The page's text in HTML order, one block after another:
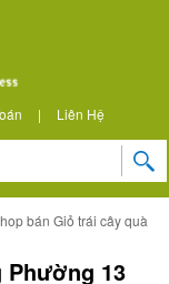
| Liên Hệ
bán Giỏ trái cây quà
Phường 13